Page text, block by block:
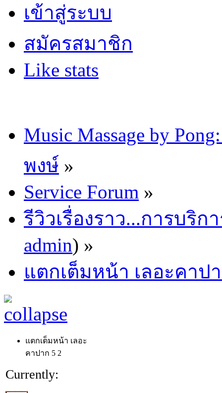
เข้าสู่ระบบ
สมัครสมาชิก
Like stats
Music Massage by
พงษ์ »
Service Forum »
รีวิวเรื่องราว...การบริก
admin) »
แตกเต็มหน้า เลอะคาป
แตกเต็มหน้า เลอะ
คาปาก 5 2
Currently: